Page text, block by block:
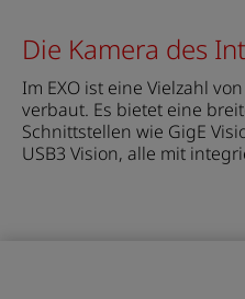
Die Kamera des
Im EXO ist eine Vielzahl
verbaut. Es bietet eine
Schnittstellen wie GigE
USB3 Vision, alle mit